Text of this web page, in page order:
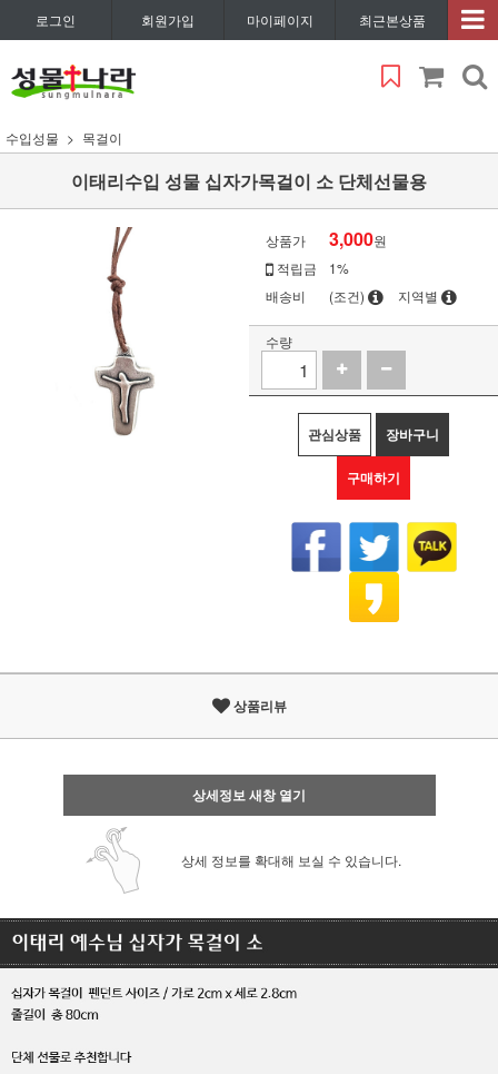
로그인 회원가입 마이페이지 최근본상품
수입성물 목걸이
이태리수입 성물 십자가목걸이 소 단체선물용
상품가 3,000원
적립금
1%
배송비
(조건) 지역별
수량
관심상품 장바구니
구매하기
상품리뷰
상세정보 새창 열기
상세 정보를 확대해 보실 수 있습니다.